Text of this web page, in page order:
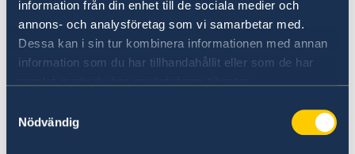
information från din enhet till de sociala medier och
annons- och analysföretag som vi samarbetar med.
Dessa kan i sin tur kombinera informationen med annan
information som du har tillhandahållit eller som de har
Nödvändig
I många länder är förhållandena i häkten och
fängelser sämre än de svenska.
i regel själv betala för. Om du saknar pengar
och om inga andra vägar finns kan UD hjälpa